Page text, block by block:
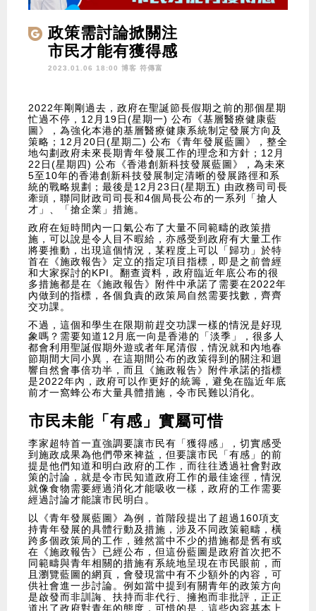
政策需討論掀關注
市民才能有獲得感
2023.01.06 18:00 博客 符傳富
2022年剛剛過去，政府在聖誕節長假期之前的那個星期
忙過不停，12月19日(星期一) 公布《基層醫療健康藍
圖》，為強化本港的基層醫療健康系統制定發展方向及
策略；12月20日(星期二) 公布《青年發展藍圖》，整全
地勾劃政府未來長期青年發展工作的理念和方針；12月
22日(星期四) 公布《香港創新科技發展藍圖》，為未來
5至10年的香港創新科技發展制定清晰的發展路徑和系
統的戰略規劃；最後是12月23日(星期五) 由政務司司長
牽頭，聯同財政司司長和4個局長公布的一系列「搶人
才」、「搶企業」措施。
政府在短時間內一口氣公布了大量不同範疇的政策措
施，可以說是令人目不暇給，亦感受到政府有大量工作
將要推動，出現這個情況，某程度上可以「歸功」於特
首在《施政報告》定立的指定項目指標，即是之前曾經
和大家探討的KPI。翻查資料，政府臨近年底公布的很
多措施都是在《施政報告》附件中承諾了需要在2022年
內做到的指標，各個負責的政策局自然需要找數，齊齊
交功課。
不過，這個和學生在限期前趕交功課一樣的情況是好現
象嗎？需要知道12月底一向是香港的「淡季」，很多人
都會利用聖誕假期外遊或者年尾清假，情況就和內地春
節期間大同小異，在這期間公布的政策得到的關注和迴
響自然會事倍功半，而且《施政報告》附件承諾的指標
是2022年內，政府可以作更好的統籌，避免在臨近年底
前才一窩蜂公布大量具體措施，令市民難以消化。
市民未能「有感」實屬可惜
李家超特首一直強調要讓市民有「獲得感」，切實感受
到施政成果為他們帶來裨益，但要讓市民「有感」的前
提是他們知道和明白政府的工作，而往往透過社會對政
策的討論，就是令市民知道政府工作的最佳途徑，情況
就像食物需要經過消化才能吸收一樣，政府的工作需要
經過討論才能讓市民明白。
以《青年發展藍圖》為例，首階段提出了超過160項支
持青年發展的具體行動及措施，涉及不同政策範疇，橫
跨多個政策局的工作，雖然當中不少的措施都是舊有或
在《施政報告》已經公布，但這份藍圖是政府首次把不
同範疇與青年相關的措施有系統地呈現在市民眼前，而
且瀏覽藍圖的網頁，會發現當中有不少額外的內容，可
供社會進一步討論。例如當中提到有關青年的政策方向
是啟發而非訓誨、扶持而非代行、擁抱而非批評，正正
道出了政府對青年的態度，可惜的是，這些內容基本上